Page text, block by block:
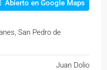
Abierto en Google Maps
San Pedro de
Juan Dolio